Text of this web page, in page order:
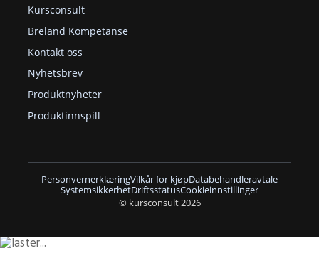
Kursconsult
Breland Kompetanse
Kontakt oss
Nyhetsbrev
Produktnyheter
Produktinnspill
PersonvernerklæringVilkår for kjøpDatabehandleravtale
SystemsikkerhetDriftsstatusCookieinnstillinger
© kursconsult 2026